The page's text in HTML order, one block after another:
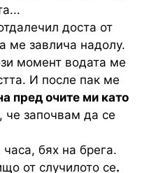
доста от
ме завлича надолу.
момент водата ме
И после пак ме
пред очите ми като
че започвам да се
бях на брега.
от случилото се.